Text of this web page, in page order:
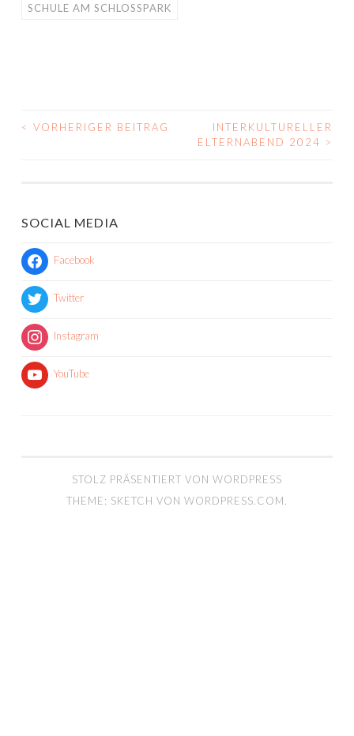
SCHULE AM SCHLOSSPARK
BEITRAGS-
< VORHERIGER BEITRAG
INTERKULTURELLER
ELTERNABEND 2024 >
SOCIAL MEDIA
Facebook
Twitter
Instagram
YouTube
STOLZ PRÄSENTIERT VON WORDPRESS
THEME: SKETCH VON WORDPRESS.COM